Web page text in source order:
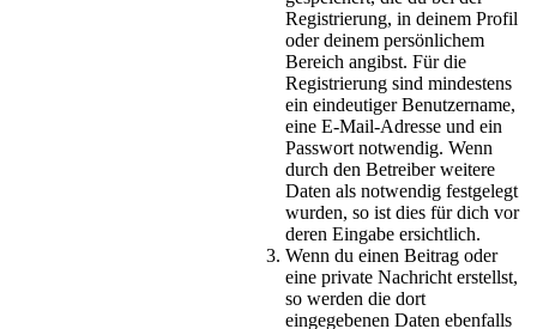
Registrierung, in deinem Profil
oder deinem persönlichem
Bereich angibst. Für die
Registrierung sind mindestens
ein eindeutiger Benutzername,
eine E-Mail-Adresse und ein
Passwort notwendig. Wenn
durch den Betreiber weitere
Daten als notwendig festgelegt
wurden, so ist dies für dich vor
deren Eingabe ersichtlich.
Wenn du einen Beitrag oder
eine private Nachricht erstellst,
so werden die dort
eingegebenen Daten ebenfalls